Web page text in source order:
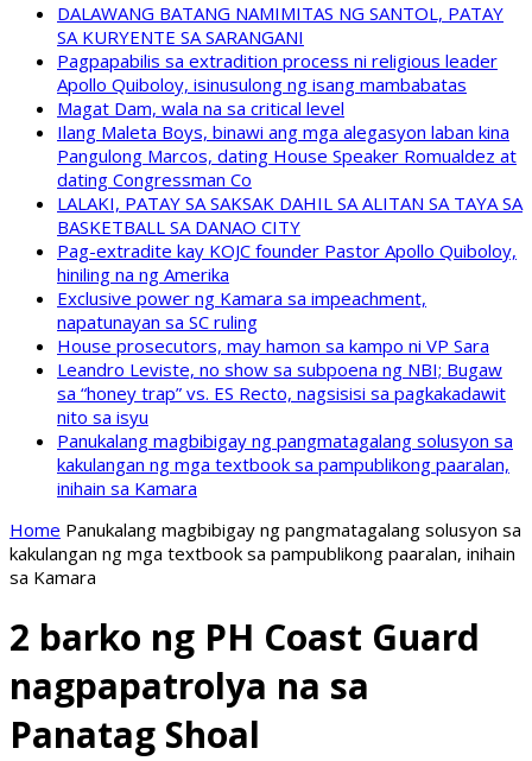
DALAWANG BATANG NAMIMITAS NG SANTOL, PATAY
SA KURYENTE SA SARANGANI
Pagpapabilis sa extradition process ni religious leader
Apollo Quiboloy, isinusulong ng isang mambabatas
Magat Dam, wala na sa critical level
Ilang Maleta Boys, binawi ang mga alegasyon laban kina
Pangulong Marcos, dating House Speaker Romualdez at
dating Congressman Co
LALAKI, PATAY SA SAKSAK DAHIL SA ALITAN SA TAYA SA
BASKETBALL SA DANAO CITY
Pag-extradite kay KOJC founder Pastor Apollo Quiboloy,
hiniling na ng Amerika
Exclusive power ng Kamara sa impeachment,
napatunayan sa SC ruling
House prosecutors, may hamon sa kampo ni VP Sara
Leandro Leviste, no show sa subpoena ng NBI; Bugaw
sa “honey trap” vs. ES Recto, nagsisisi sa pagkakadawit
nito sa isyu
Panukalang magbibigay ng pangmatagalang solusyon sa
kakulangan ng mga textbook sa pampublikong paaralan,
inihain sa Kamara
Home Panukalang magbibigay ng pangmatagalang solusyon sa
kakulangan ng mga textbook sa pampublikong paaralan, inihain
sa Kamara
2 barko ng PH Coast Guard
nagpapatrolya na sa
Panatag Shoal